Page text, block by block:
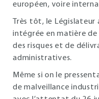
européen, voire
Très tôt, le
intégrée en matière
des risques et de
administratives.
Même si on le
de malveillance